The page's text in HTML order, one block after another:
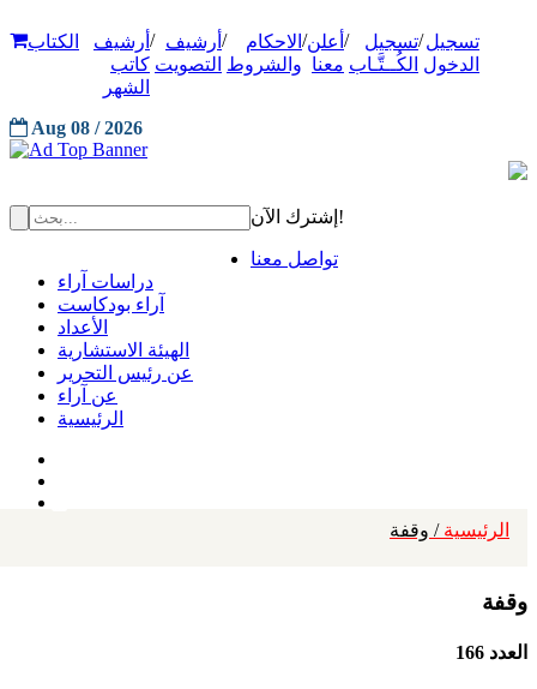
تسجيل
الدخول
/تسجيل
الكُــتَّـاب
/ أعلن
معنا
/ الاحكام
والشروط
/ أرشيف
التصويت
/ أرشيف
كاتب
الشهر
الكتاب
Aug 08 / 2026
إشترك الآن!
تواصل معنا
دراسات آراء
آراء بودكاست
الأعداد
الهيئة الاستشارية
عن رئيس التحرير
عن آراء
الرئيسية
الرئيسية / وقفة
وقفة
العدد 166